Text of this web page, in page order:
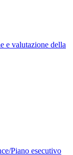
e valutazione della
Piano esecutivo